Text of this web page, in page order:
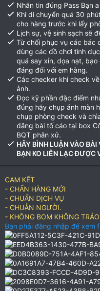
Nhắn tin đúng Pass Bạn
Khi di chuyển quá 30
cho hàng trước khi lấy
Lịch sự, vệ sinh sạch sẽ
Từ chối phục vụ các bác
dùng các đồ chơi tình
quá say xỉn, dọa nạt,
đáng đối với em hàng.
Các checker khi check
ảnh.
Đọc kỹ phần đặc điểm
đúng hãy chụp ảnh màn
chụp phòng check và
đăng bài tố cáo tại box
BQT phân xử.
HÃY BÌNH LUẬN VÀO
BẠN KO LIÊN LẠC ĐƯỢC
CAM KẾT
- CHẨN HÀNG MỚI
- CHUẨN DỊCH VỤ
- CHUẢN NGƯỜI.
- KHÔNG BOM KHÔNG
Bạn phải đăng nhập để xem